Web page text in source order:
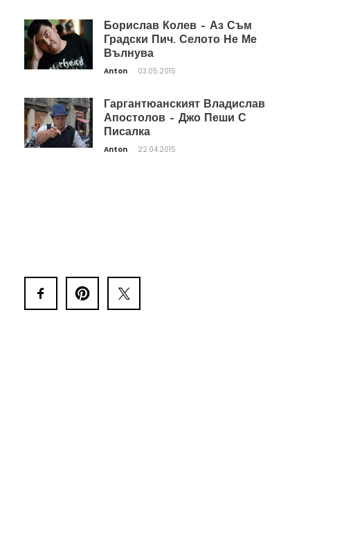
Борислав Колев – Аз Съм
Градски Пич. Селото Не Ме
Вълнува
Anton 03.05.2015
Гаргантюанският Владислав
Апостолов – Джо Пеши С
Писалка
Anton 22.04.2015